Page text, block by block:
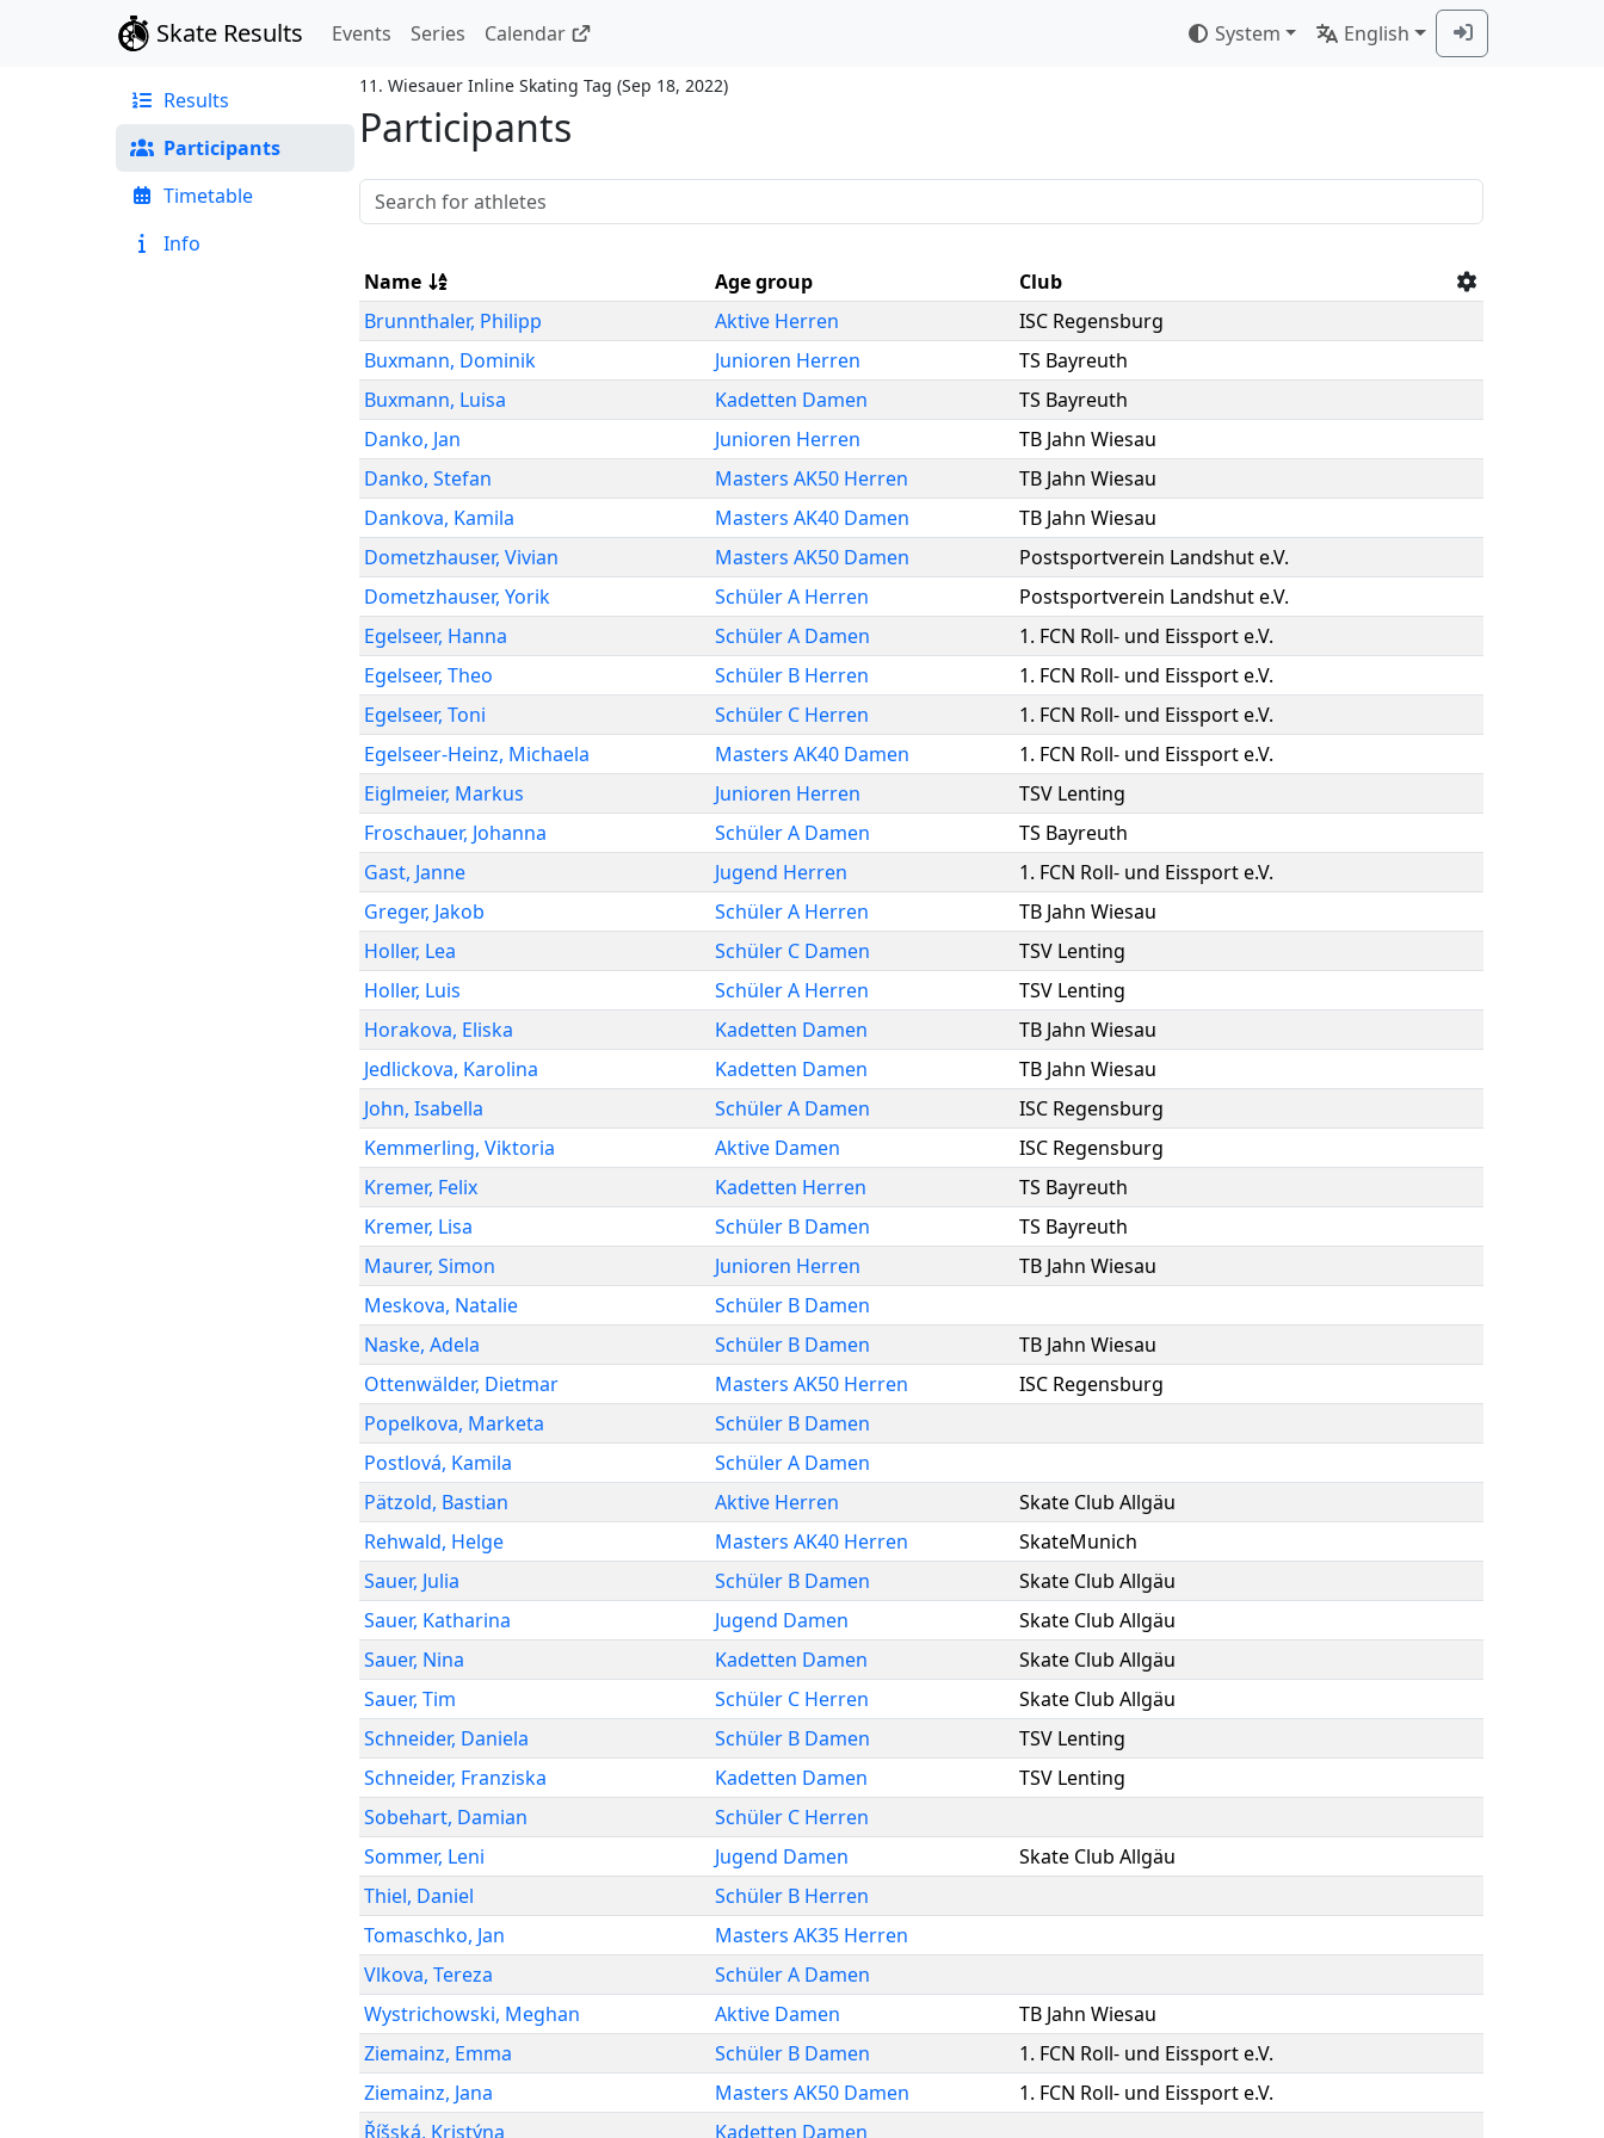
Skate Results Events Series Calendar System English
Results
Participants
Timetable
Info
11. Wiesauer Inline Skating Tag (Sep 18, 2022)
Participants
Name Age group
Club
Brunnthaler, Philipp Aktive Herren
ISC Regensburg
Buxmann, Dominik Junioren Herren
TS Bayreuth
Buxmann, Luisa Kadetten Damen
TS Bayreuth
Danko, Jan Junioren Herren
TB Jahn Wiesau
Danko, Stefan Masters AK50 Herren
TB Jahn Wiesau
Dankova, Kamila Masters AK40 Damen
TB Jahn Wiesau
Dometzhauser, Vivian Masters AK50 Damen
Postsportverein Landshut e.V.
Dometzhauser, Yorik Schüler A Herren
Postsportverein Landshut e.V.
Egelseer, Hanna Schüler A Damen
1. FCN Roll- und Eissport e.V.
Egelseer, Theo Schüler B Herren
1. FCN Roll- und Eissport e.V.
Egelseer, Toni Schüler C Herren
1. FCN Roll- und Eissport e.V.
Egelseer-Heinz, Michaela Masters AK40 Damen
1. FCN Roll- und Eissport e.V.
Eiglmeier, Markus Junioren Herren
TSV Lenting
Froschauer, Johanna Schüler A Damen
TS Bayreuth
Gast, Janne Jugend Herren
1. FCN Roll- und Eissport e.V.
Greger, Jakob Schüler A Herren
TB Jahn Wiesau
Holler, Lea Schüler C Damen
TSV Lenting
Holler, Luis Schüler A Herren
TSV Lenting
Horakova, Eliska Kadetten Damen
TB Jahn Wiesau
Jedlickova, Karolina Kadetten Damen
TB Jahn Wiesau
John, Isabella Schüler A Damen
ISC Regensburg
Kemmerling, Viktoria Aktive Damen
ISC Regensburg
Kremer, Felix Kadetten Herren
TS Bayreuth
Kremer, Lisa Schüler B Damen
TS Bayreuth
Maurer, Simon Junioren Herren
TB Jahn Wiesau
Meskova, Natalie
Schüler B Damen
Naske, Adela Schüler B Damen
TB Jahn Wiesau
Ottenwälder, Dietmar Masters AK50 Herren
ISC Regensburg
Popelkova, Marketa
Schüler B Damen
Postlová, Kamila
Schüler A Damen
Pätzold, Bastian Aktive Herren
Skate Club Allgäu
Rehwald, Helge Masters AK40 Herren
SkateMunich
Sauer, Julia Schüler B Damen
Skate Club Allgäu
Sauer, Katharina Jugend Damen
Skate Club Allgäu
Sauer, Nina Kadetten Damen
Skate Club Allgäu
Sauer, Tim Schüler C Herren
Skate Club Allgäu
Schneider, Daniela Schüler B Damen
TSV Lenting
Schneider, Franziska Kadetten Damen
TSV Lenting
Sobehart, Damian
Schüler C Herren
Sommer, Leni Jugend Damen
Skate Club Allgäu
Thiel, Daniel
Schüler B Herren
Tomaschko, Jan
Masters AK35 Herren
Vlkova, Tereza
Schüler A Damen
Wystrichowski, Meghan Aktive Damen
TB Jahn Wiesau
Ziemainz, Emma Schüler B Damen
1. FCN Roll- und Eissport e.V.
Ziemainz, Jana Masters AK50 Damen
1. FCN Roll- und Eissport e.V.
Říšská, Kristýna Kadetten Damen